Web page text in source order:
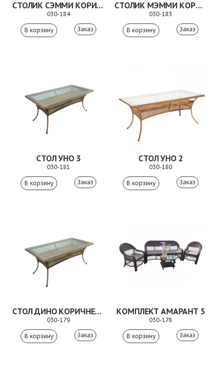
СТОЛИК СЭММИ КОРИЧНЕВЫЙ
030-184
Заказ
СТОЛИК МЭММИ КОРИЧНЕВЫЙ
030-183
Заказ
СТОЛ УНО 3
030-181
Заказ
СТОЛ УНО 2
030-180
Заказ
СТОЛ ДИНО КОРИЧНЕВЫЙ
030-179
Заказ
КОМПЛЕКТ АМАРАНТ 5
030-178
Заказ